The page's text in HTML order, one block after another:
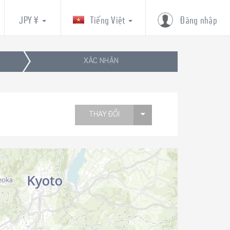
Đăng nhập
Tiếng Việt
JPY ¥
XÁC NHẬN
THAY ĐỔI